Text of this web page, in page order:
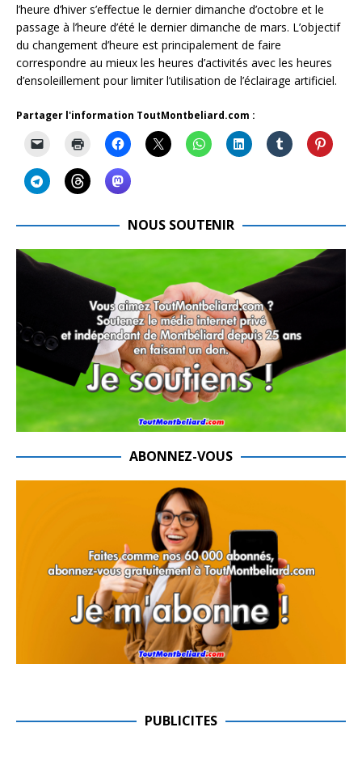
l’heure d’hiver s’effectue le dernier dimanche d’octobre et le
passage à l’heure d’été le dernier dimanche de mars. L’objectif
du changement d’heure est principalement de faire
correspondre au mieux les heures d’activités avec les heures
d’ensoleillement pour limiter l’utilisation de l’éclairage artificiel.
Partager l'information ToutMontbeliard.com :
NOUS SOUTENIR
ABONNEZ-VOUS
PUBLICITES